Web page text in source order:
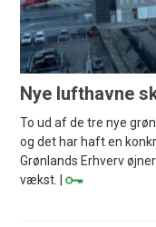
Nye lufthavne
To ud af de tre nye
og det har haft en
Grønlands Erhverv
vækst. |